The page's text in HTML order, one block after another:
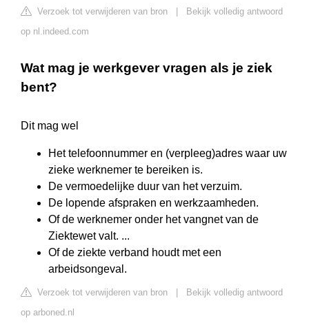
Verzoek tot verwijderen van bron
Bekijk volledig antwoord
op nl.indeed.com
Wat mag je werkgever vragen als je ziek
bent?
Dit mag wel
Het telefoonnummer en (verpleeg)adres waar uw
zieke werknemer te bereiken is.
De vermoedelijke duur van het verzuim.
De lopende afspraken en werkzaamheden.
Of de werknemer onder het vangnet van de
Ziektewet valt. ...
Of de ziekte verband houdt met een
arbeidsongeval.
Verzoek tot verwijderen van bron
Bekijk volledig antwoord
op arboned.nl